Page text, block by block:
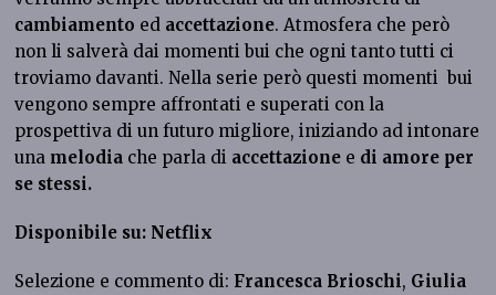
cambiamento ed accettazione. Atmosfera che però
non li salverà dai momenti bui che ogni tanto tutti ci
troviamo davanti. Nella serie però questi momenti bui
vengono sempre affrontati e superati con la
prospettiva di un futuro migliore, iniziando ad intonare
una melodia che parla di accettazione e di amore per
se stessi.
Disponibile su: Netflix
Selezione e commento di: Francesca Brioschi, Giulia